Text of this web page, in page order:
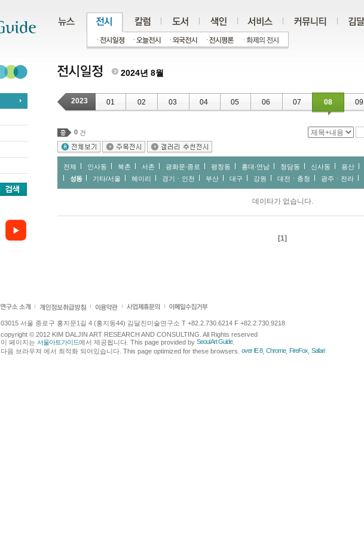
2024년 8월
2023 01 02 03 04 05 06 07 08 09
0 건
전체 인사동 북촌 서촌 광화문∙종로 평창동 홍대∙연남 청담동 신사동 용산
성동
기타/서울 헤이리 경기ㆍ인천 부산 대구 강원 대전ㆍ충청 광주ㆍ전라
데이타가 없습니다.
[1]
03015 서울 종로구 홍지문1길 4 (홍지동44) 김달진미술연구소 T +82.2.730.6214 F +82.2.730.9218
copyright © 2012 KIM DALJIN ART RESEARCH AND CONSULTING. All Rights reserved
이 페이지는 서울아트가이드에서 제공됩니다. This page provided by Seoul Art Guide.
다음 브라우져 에서 최적화 되어있습니다. This page optimized for these browsers. over IE 8, Chrome, FireFox Safari